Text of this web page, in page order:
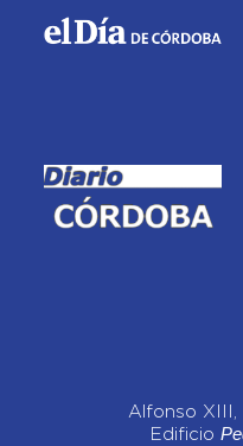
Alfonso XIII,
Edificio